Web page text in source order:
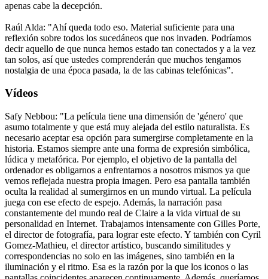
apenas cabe la decepción.
Raúl Alda: "Ahí queda todo eso. Material suficiente para una
reflexión sobre todos los sucedáneos que nos invaden. Podríamos
decir aquello de que nunca hemos estado tan conectados y a la vez
tan solos, así que ustedes comprenderán que muchos tengamos
nostalgia de una época pasada, la de las cabinas telefónicas".
Vídeos
Safy Nebbou: "La película tiene una dimensión de 'género' que
asumo totalmente y que está muy alejada del estilo naturalista. Es
necesario aceptar esa opción para sumergirse completamente en la
historia. Estamos siempre ante una forma de expresión simbólica,
lúdica y metafórica. Por ejemplo, el objetivo de la pantalla del
ordenador es obligarnos a enfrentarnos a nosotros mismos ya que
vemos reflejada nuestra propia imagen. Pero esa pantalla también
oculta la realidad al sumergirnos en un mundo virtual. La película
juega con ese efecto de espejo. Además, la narración pasa
constantemente del mundo real de Claire a la vida virtual de su
personalidad en Internet. Trabajamos intensamente con Gilles Porte,
el director de fotografía, para lograr este efecto. Y también con Cyril
Gomez-Mathieu, el director artístico, buscando similitudes y
correspondencias no solo en las imágenes, sino también en la
iluminación y el ritmo. Esa es la razón por la que los iconos o las